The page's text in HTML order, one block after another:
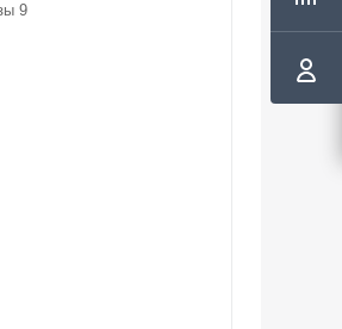
9